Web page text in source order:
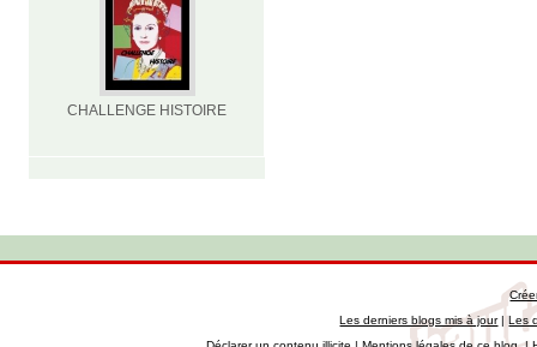
CHALLENGE HISTOIRE
Les derniers blogs mis à jour|Les